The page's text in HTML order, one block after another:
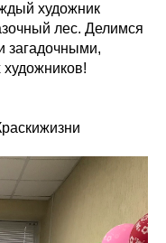
художник
лес. Делимся
загадочными,